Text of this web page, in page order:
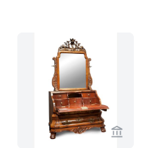
vendeur de Toebosch
Voir la